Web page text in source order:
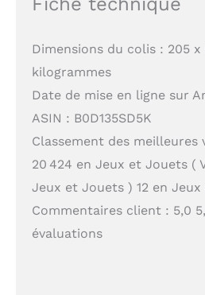
Dimensions du colis : 205 x
kilogrammes
Date de mise en ligne sur
ASIN : B0D135SD5K
Classement des meilleures
20 424 en Jeux et Jouets (
Jeux et Jouets ) 12 en Jeux
Commentaires client : 5,0
évaluations